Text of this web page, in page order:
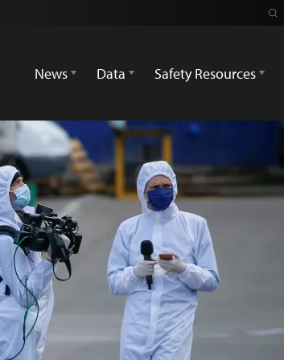
News
Data Safety Resources